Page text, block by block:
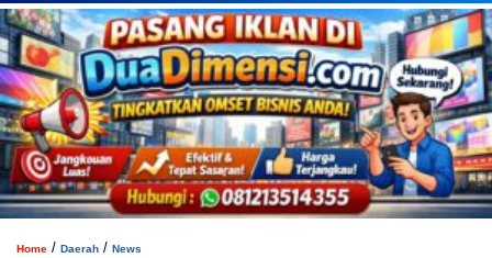
Home / Daerah / News